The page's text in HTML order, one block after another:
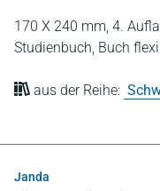
170 X 240 mm, 4.
Studienbuch, Buch
aus der Reihe:
Janda